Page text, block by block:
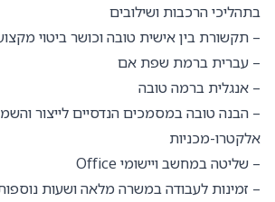
בתהליכי הרכבות ושילובים
– תקשורת בין אישית טובה וכושר ביטוי
– עברית ברמת שפת אם
– אנגלית ברמה טובה
– הבנה טובה במסמכים הנדסיים לייצור
אלקטרו-מכניות
– שליטה במחשב ויישומי Office
– זמינות לעבודה במשרה מלאה ושעות